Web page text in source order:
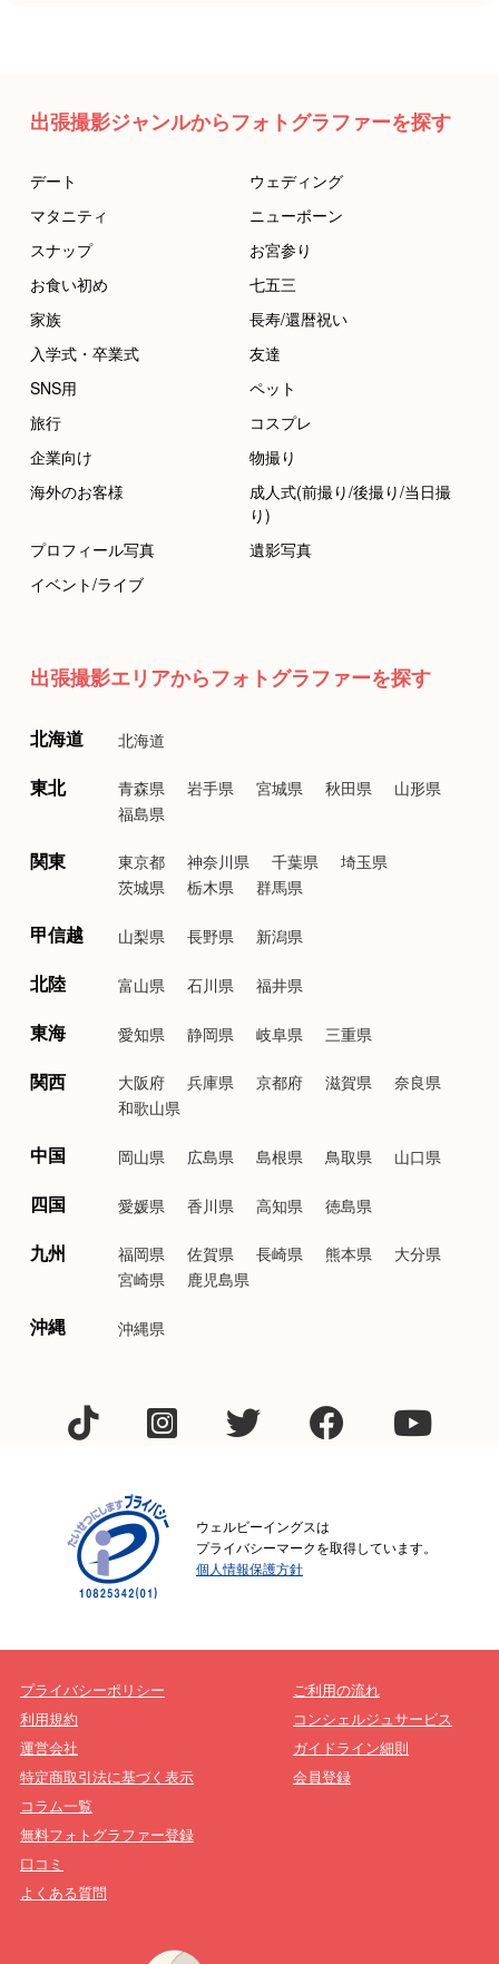
出張撮影ジャンルからフォトグラファーを探す
デート
ウェディング
マタニティ
ニューボーン
スナップ
お宮参り
お食い初め
七五三
家族
長寿/還暦祝い
入学式・卒業式
友達
SNS用
ペット
旅行
コスプレ
企業向け
物撮り
海外のお客様
成人式(前撮り/後撮り/当日撮
り)
プロフィール写真
遺影写真
イベント/ライブ
出張撮影エリアからフォトグラファーを探す
北海道 北海道
東北 青森県 岩手県 宮城県 秋田県
山形県
福島県
関東 東京都 神奈川県 千葉県
埼玉県
茨城県
栃木県 群馬県
甲信越 山梨県 長野県 新潟県
北陸 富山県 石川県 福井県
東海 愛知県 静岡県 岐阜県 三重県
関西 大阪府 兵庫県 京都府 滋賀県
奈良県
和歌山県
中国 岡山県 広島県 島根県 鳥取県 山口県
四国 愛媛県 香川県 高知県 徳島県
九州 福岡県 佐賀県 長崎県 熊本県
大分県
宮崎県
鹿児島県
沖縄 沖縄県
ウェルビーイングスは
プライバシーマークを取得しています。
個人情報保護方針
プライバシーポリシー
利用規約
運営会社
特定商取引法に基づく表示
ご利用の流れ
コンシェルジュサービス
ガイドライン細則
会員登録
コラム一覧
無料フォトグラファー登録
口コミ
よくある質問